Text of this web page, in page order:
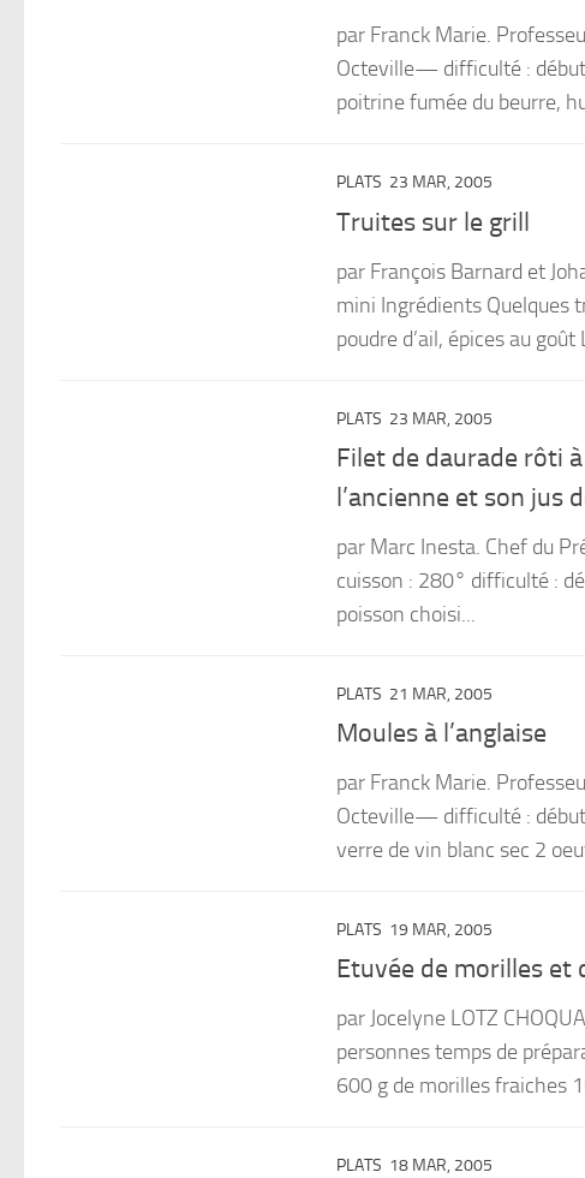
par Franck Marie.
Octeville— difficulté :
poitrine fumée du beurre,
PLATS 23 MAR, 2005
Truites sur le grill
par François Barnard et
mini Ingrédients Quelques
poudre d’ail, épices au
PLATS 23 MAR, 2005
Filet de daurade rôti
l’ancienne et son jus
par Marc Inesta. Chef du
cuisson : 280° difficulté :
poisson choisi...
PLATS 21 MAR, 2005
Moules à l’anglaise
par Franck Marie.
Octeville— difficulté :
verre de vin blanc sec 2
PLATS 19 MAR, 2005
Etuvée de morilles et
par Jocelyne LOTZ
personnes temps de
600 g de morilles fraiches
PLATS 18 MAR, 2005